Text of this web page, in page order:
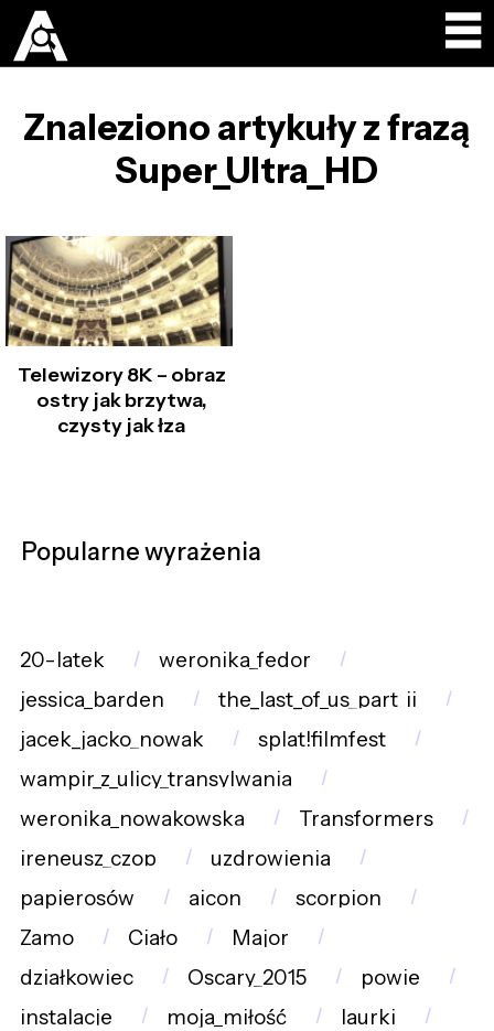
Znaleziono artykuły z frazą
Super_Ultra_HD
Telewizory 8K – obraz
ostry jak brzytwa,
czysty jak łza
Popularne wyrażenia
20-latek
weronika_fedor
jessica_barden
the_last_of_us_part_ii
jacek_jacko_nowak
splat!filmfest
wampir_z_ulicy_transylwania
weronika_nowakowska
Transformers
ireneusz_czop
uzdrowienia
papierosów
aicon
scorpion
Zamo
Ciało
Major
działkowiec
Oscary_2015
powie
instalacje
moja_miłość
laurki